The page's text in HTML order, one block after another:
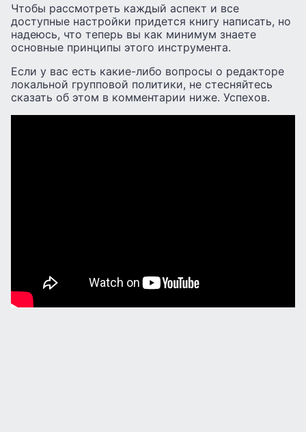
Чтобы рассмотреть каждый аспект и все
доступные настройки придется книгу написать, но
надеюсь, что теперь вы как минимум знаете
основные принципы этого инструмента.
Если у вас есть какие-либо вопросы о редакторе
локальной групповой политики, не стесняйтесь
сказать об этом в комментарии ниже. Успехов.